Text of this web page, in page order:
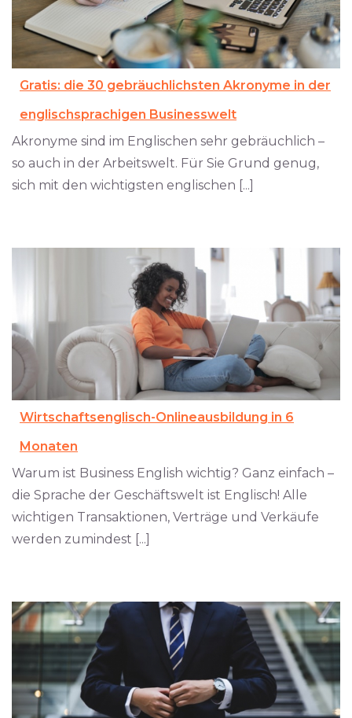
Gratis: die 30 gebräuchlichsten Akronyme in der
englischsprachigen Businesswelt
Akronyme sind im Englischen sehr gebräuchlich –
so auch in der Arbeitswelt. Für Sie Grund genug,
sich mit den wichtigsten englischen [...]
Wirtschaftsenglisch-Onlineausbildung in 6
Monaten
Warum ist Business English wichtig? Ganz einfach –
die Sprache der Geschäftswelt ist Englisch! Alle
wichtigen Transaktionen, Verträge und Verkäufe
werden zumindest [...]